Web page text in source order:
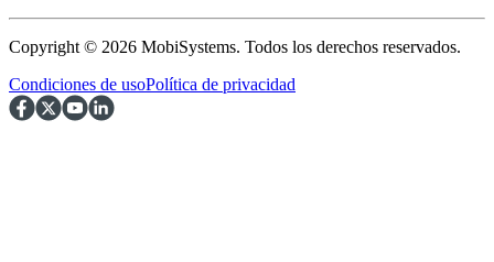
Copyright © 2026 MobiSystems. Todos los derechos reservados.
Condiciones de usoPolítica de privacidad